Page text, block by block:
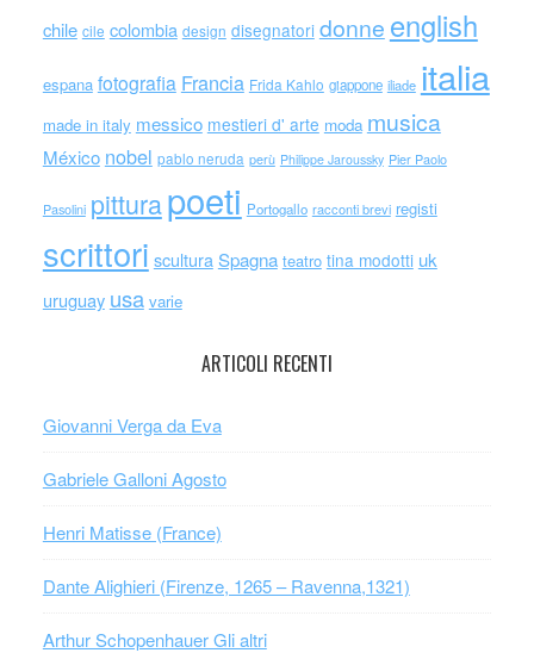
chile cile colombia design disegnatori donne english
espana fotografia Francia Frida Kahlo giappone iliade italia
made in italy messico mestieri d' arte moda musica
México nobel pablo neruda perù Philippe Jaroussky Pier Paolo
Pasolini pitturapoeti Portogallo racconti brevi registi
scrittori scultura Spagna teatro tina modotti uk
uruguay usa varie
ARTICOLI RECENTI
Giovanni Verga da Eva
Gabriele Galloni Agosto
Henri Matisse (France)
Dante Alighieri (Firenze, 1265 – Ravenna,1321)
Arthur Schopenhauer Gli altri